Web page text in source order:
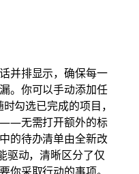
并排显示，确保每一
。你可以手动添加任
勾选已完成的项目，
——无需打开额外的标
的待办清单由全新改
驱动，清晰区分了仅
你采取行动的事项。